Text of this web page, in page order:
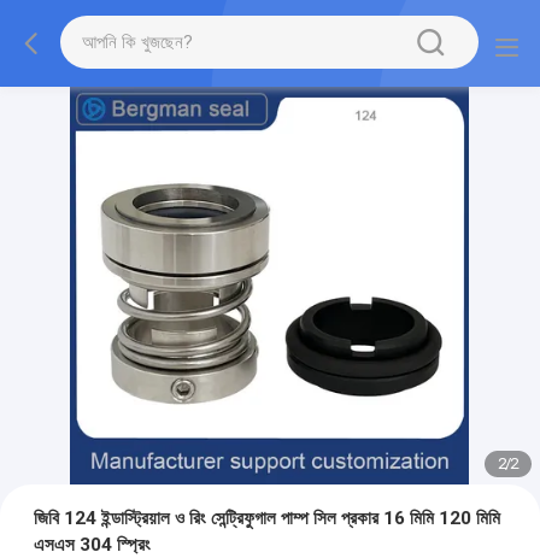
2/2
জিবি 124 ইন্ডাস্ট্রিয়াল ও রিং সেন্ট্রিফুগাল পাম্প সিল প্রকার 16 মিমি 120 মিমি
এসএস 304 স্প্রিং